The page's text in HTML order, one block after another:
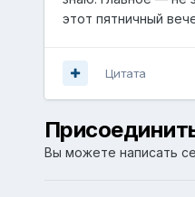
этот пятничный
Цитата
Вы можете написать